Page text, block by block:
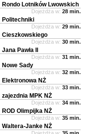
Rondo Lotników Lwowskich
Dojeżdża w: 28 min.
Politechniki
Dojeżdża w: 29 min.
Cieszkowskiego
Dojeżdża w: 30 min.
Jana Pawła II
Dojeżdża w: 31 min.
Nowe Sady
Dojeżdża w: 32 min.
Elektronowa NŻ
Dojeżdża w: 33 min.
zajezdnia MPK NŻ
Dojeżdża w: 34 min.
ROD Olimpijka NŻ
Dojeżdża w: 35 min.
Waltera-Janke NŻ